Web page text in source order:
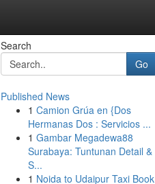
Search
Go
Published News
1 Camion Grúa en {Dos
Hermanas Dos : Servicios ...
1 Gambar Megadewa88
Surabaya: Tuntunan Detail &
S...
1 Noida to Udaipur Taxi Book